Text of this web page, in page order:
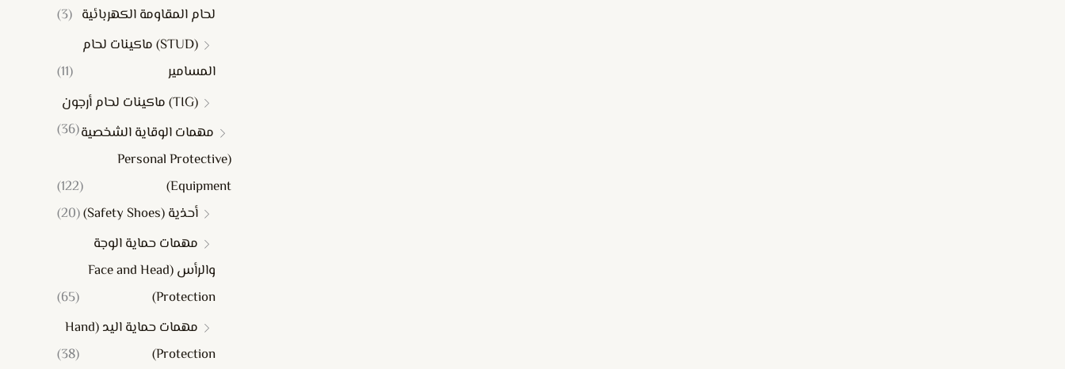
لحام المقاومة الكهربائية (3)
(STUD) ماكينات لحام
المسامير
(11)
(TIG) ماكينات لحام أرجون
(36)مهمات الوقاية الشخصية
(Personal Protective
Equipment)
(122)
أحذية (Safety Shoes)
(20)
مهمات حماية الوجة
والرأس (Face and Head
Protection)
(65)
مهمات حماية اليد (Hand
Protection)
(38)